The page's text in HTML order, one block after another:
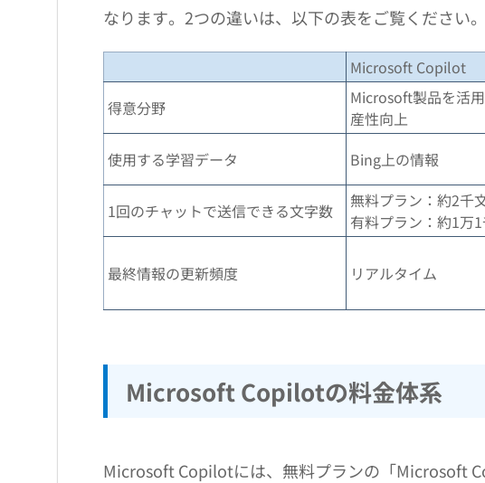
なります。2つの違いは、以下の表をご覧ください。
Microsoft Copilot
得意分野
Microsoft製品を活
産性向上
使用する学習データ
Bing上の情報
1回のチャットで送信できる文字数
無料プラン：約2千
有料プラン：約1万
最終情報の更新頻度 リアルタイム
Microsoft Copilotの料金体系
Microsoft Copilotには、無料プランの「Microsoft